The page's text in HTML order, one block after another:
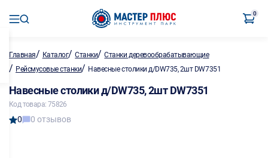
0
Главная/ Каталог/Станки/Станки деревообрабатывающие
/ Рейсмусовые станки/ Навесные столики д/DW735, 2шт DW7351
Навесные столики д/DW735, 2шт DW7351
Код товара: 75826
0 0 отзывов